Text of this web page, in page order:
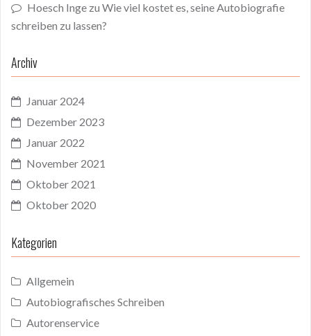
Hoesch Inge zu Wie viel kostet es, seine Autobiografie
schreiben zu lassen?
Archiv
Januar 2024
Dezember 2023
Januar 2022
November 2021
Oktober 2021
Oktober 2020
Kategorien
Allgemein
Autobiografisches Schreiben
Autorenservice